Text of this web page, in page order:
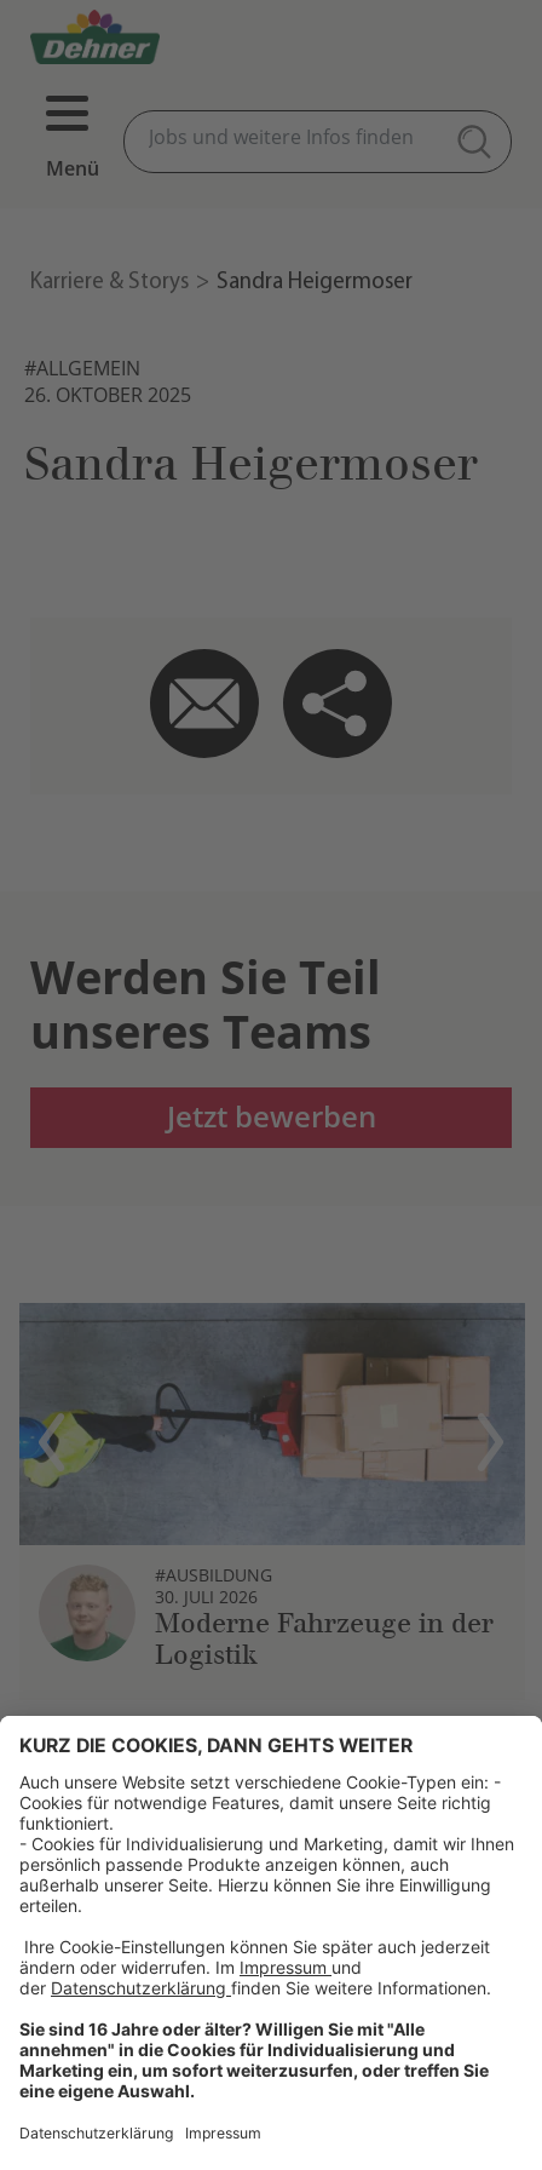
Menü
Karriere & Storys Sandra Heigermoser
#ALLGEMEIN
26. OKTOBER 2025
Sandra Heigermoser
Werden Sie Teil
unseres Teams
Jetzt bewerben
Previous
#AUSBILDUNG
30. JULI 2026
Moderne Fahrzeuge in der
Logistik
Next
Über uns
Dehner Unternehmen
Jobs bei Dehner